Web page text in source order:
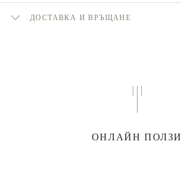
ДОСТАВКА И ВРЪЩАНЕ
ОНЛАЙН ПОЛЗИ